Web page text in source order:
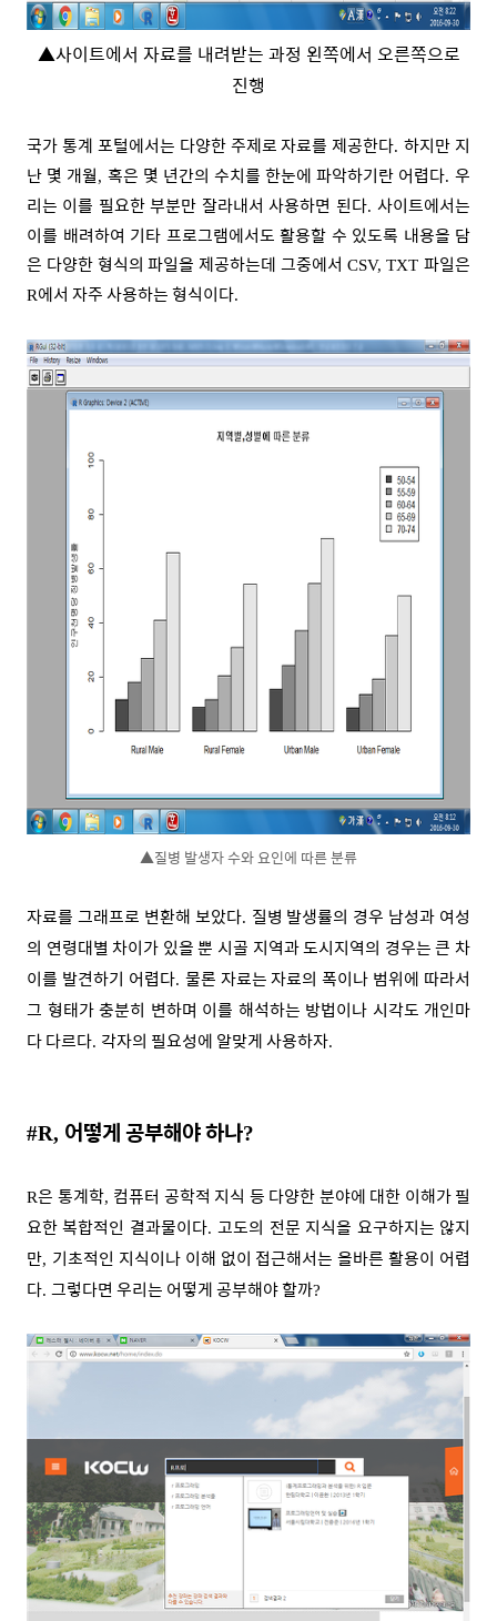
▲사이트에서 자료를 내려받는 과정 왼쪽에서 오른쪽으로
진행
국가 통계 포털에서는 다양한 주제로 자료를 제공한다.하지만 지
난 몇 개월, 혹은 몇 년간의 수치를 한눈에 파악하기란 어렵다. 우
리는 이를 필요한 부분만 잘라내서 사용하면 된다.사이트에서는
이를 배려하여 기타 프로그램에서도 활용할 수 있도록 내용을 담
은 다양한 형식의 파일을 제공하는데 그중에서 CSV, TXT 파일은
R에서 자주 사용하는 형식이다.
▲질병 발생자 수와 요인에 따른 분류
자료를 그래프로 변환해 보았다. 질병 발생률의 경우 남성과 여성
의 연령대별 차이가 있을 뿐 시골 지역과 도시지역의 경우는 큰 차
이를 발견하기 어렵다. 물론 자료는 자료의 폭이나 범위에 따라서
그 형태가 충분히 변하며 이를 해석하는 방법이나 시각도 개인마
다 다르다. 각자의 필요성에 알맞게 사용하자.
#R, 어떻게 공부해야 하나?
R은 통계학, 컴퓨터 공학적 지식 등 다양한 분야에 대한 이해가 필
요한 복합적인 결과물이다.고도의 전문 지식을 요구하지는 않지
만, 기초적인 지식이나 이해 없이 접근해서는 올바른 활용이 어렵
다. 그렇다면 우리는 어떻게 공부해야 할까?